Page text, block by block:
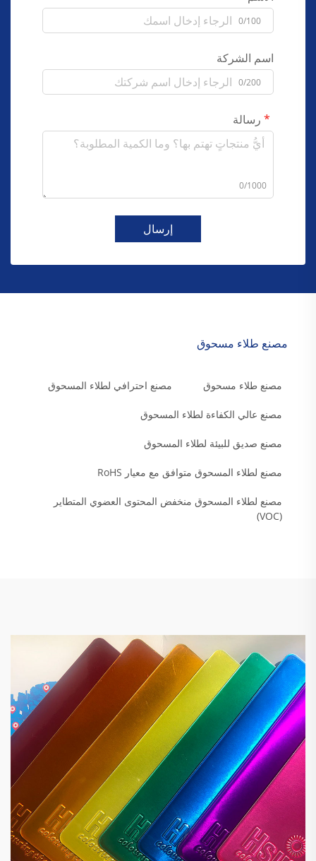
0/100
اسم الشركة
0/200
رسالة
0/1000
إرسال
مصنع طلاء مسحوق
مصنع طلاء مسحوق مصنع احترافي لطلاء المسحوق
مصنع عالي الكفاءة لطلاء المسحوق
مصنع صديق للبيئة لطلاء المسحوق
مصنع لطلاء المسحوق متوافق مع معيار RoHS
مصنع لطلاء المسحوق منخفض المحتوى العضوي المتطاير
(VOC)